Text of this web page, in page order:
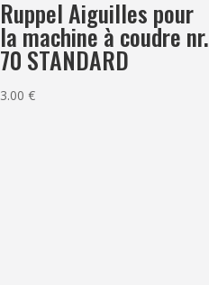
Ruppel Aiguilles pour
la machine à coudre nr.
70 STANDARD
3.00€